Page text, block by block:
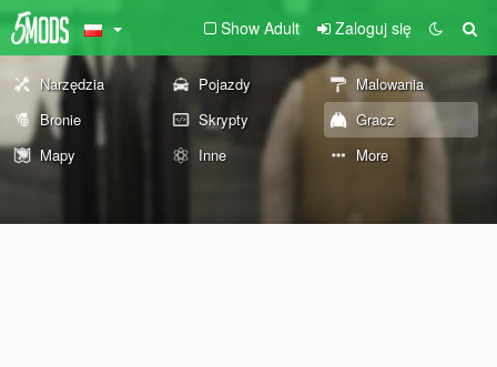
Show Adult Zaloguj się
Narzędzia Pojazdy
Malowania
Bronie
Skrypty
Gracz
Mapy
Inne More